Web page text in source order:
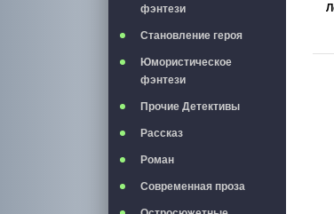
фэнтези
Становление героя
Юмористическое
фэнтези
Прочие Детективы
Рассказ
Роман
Современная проза